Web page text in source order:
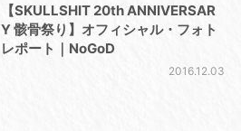
【SKULLSHIT 20th ANNIVERSAR
Y 骸骨祭り】オフィシャル・フォト
レポート｜NoGoD
2016.12.03